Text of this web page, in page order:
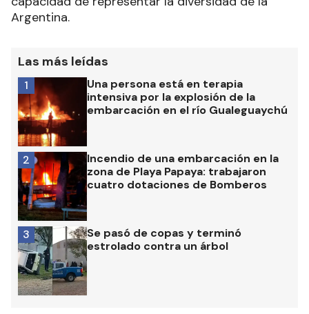
Argentina.
Las más leídas
Una persona está en terapia
intensiva por la explosión de la
embarcación en el río Gualeguaychú
1
Incendio de una embarcación en la
zona de Playa Papaya: trabajaron
cuatro dotaciones de Bomberos
2
Se pasó de copas y terminó
estrolado contra un árbol
3